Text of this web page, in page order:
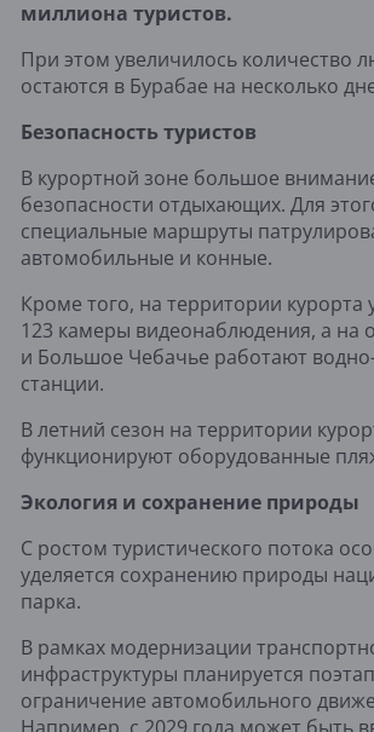
миллиона туристов.
При этом увеличилось количество
остаются в Бурабае на несколько
Безопасность туристов
В курортной зоне большое
безопасности отдыхающих. Для
специальные маршруты
автомобильные и конные.
Кроме того, на территории курорта
123 камеры видеонаблюдения, а на
и Большое Чебачье работают
станции.
В летний сезон на территории
функционируют оборудованные
Экология и сохранение природы
С ростом туристического потока
уделяется сохранению природы
парка.
В рамках модернизации
инфраструктуры планируется
ограничение автомобильного